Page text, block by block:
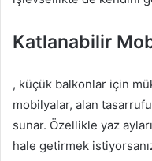
Katlanabilir
, küçük balkonlar için
mobilyalar, alan
sunar. Özellikle yaz
hale getirmek